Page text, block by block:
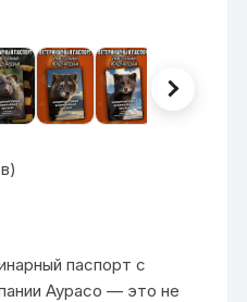
паспорт с
Аурасо — это не